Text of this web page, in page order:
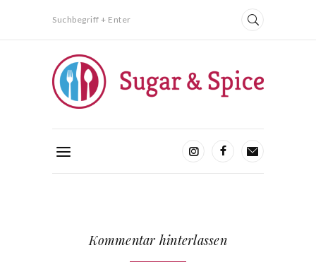
Suchbegriff + Enter
Kommentar hinterlassen